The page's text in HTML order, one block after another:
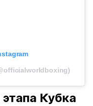
Кубка